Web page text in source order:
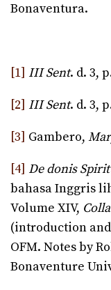
Bonaventura.
[1] III Sent. d. 3,
[2] III Sent. d. 3,
[3] Gambero,
[4] De donis
bahasa Inggris
Volume XIV,
(introduction
OFM. Notes by
Bonaventure